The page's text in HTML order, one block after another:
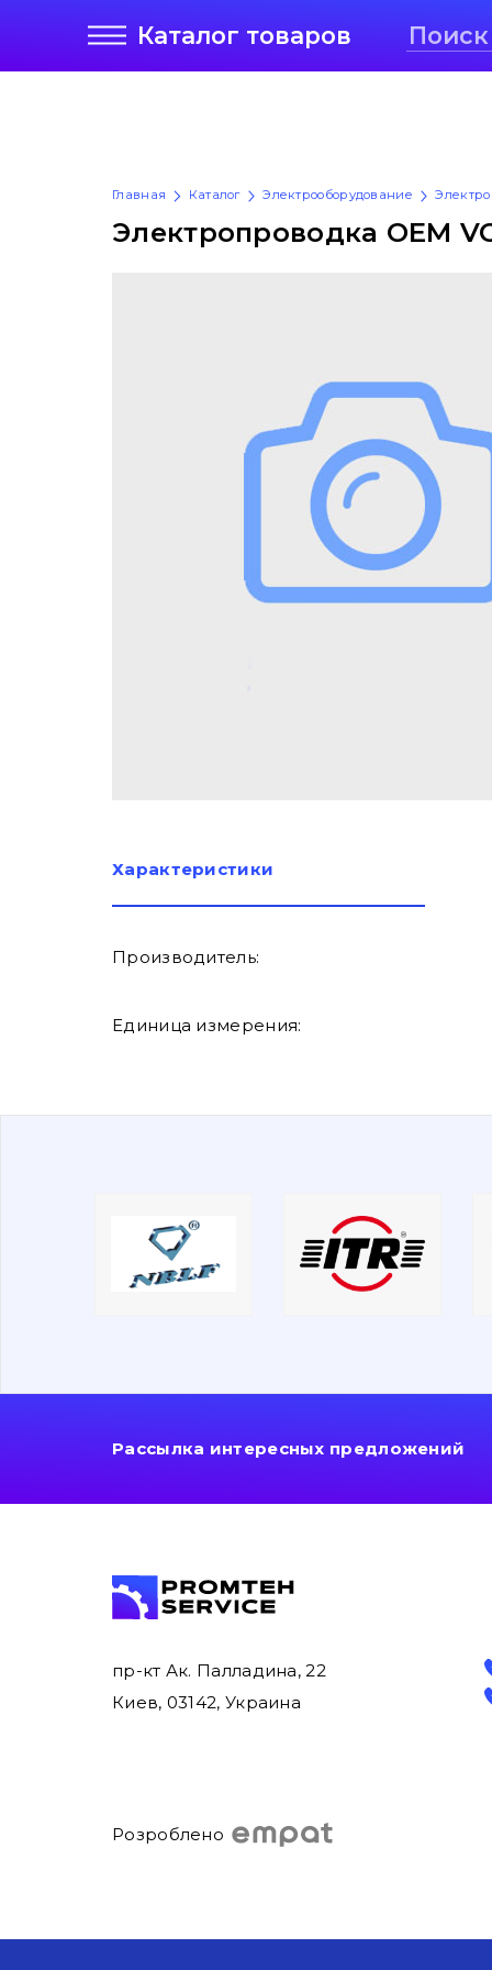
Каталог товаров
Главная Каталог Электрооборудование
Электропроводка OEM
Характеристики
Производитель:
Единица измерения:
Рассылка интересных предложений
пр-кт Ак. Палладина, 22
Киев, 03142, Украина
Розроблено